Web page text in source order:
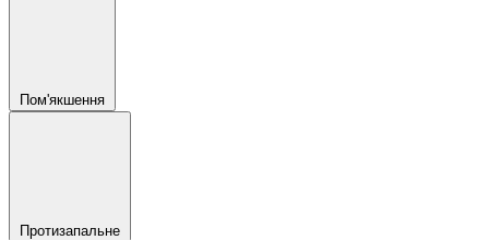
Пом'якшення
Протизапальне